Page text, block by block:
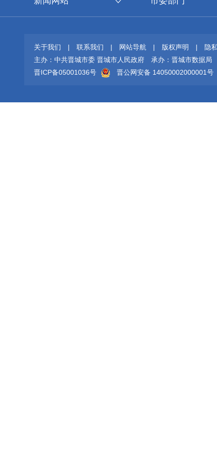
关于我们 | 联系我们 | 网站导航 | 版权声明 |
隐
主办：中共晋城市委 晋城市人民政府
承办：晋城市数据局
晋ICP备05001036号
晋公网安备 14050002000001号